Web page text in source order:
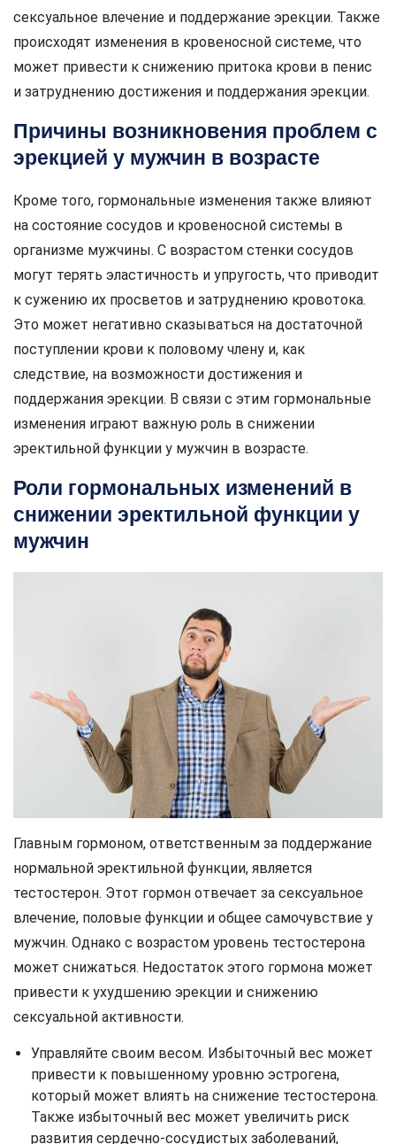
сексуальное влечение и поддержание эрекции. Также
происходят изменения в кровеносной системе, что
может привести к снижению притока крови в пенис
и затруднению достижения и поддержания эрекции.
Причины возникновения проблем с
эрекцией у мужчин в возрасте
Кроме того, гормональные изменения также влияют
на состояние сосудов и кровеносной системы в
организме мужчины. С возрастом стенки сосудов
могут терять эластичность и упругость, что приводит
к сужению их просветов и затруднению кровотока.
Это может негативно сказываться на достаточной
поступлении крови к половому члену и, как
следствие, на возможности достижения и
поддержания эрекции. В связи с этим гормональные
изменения играют важную роль в снижении
эректильной функции у мужчин в возрасте.
Роли гормональных изменений в
снижении эректильной функции у
мужчин
Главным гормоном, ответственным за поддержание
нормальной эректильной функции, является
тестостерон. Этот гормон отвечает за сексуальное
влечение, половые функции и общее самочувствие у
мужчин. Однако с возрастом уровень тестостерона
может снижаться. Недостаток этого гормона может
привести к ухудшению эрекции и снижению
сексуальной активности.
Управляйте своим весом. Избыточный вес может
привести к повышенному уровню эстрогена,
который может влиять на снижение тестостерона.
Также избыточный вес может увеличить риск
развития сердечно-сосудистых заболеваний,